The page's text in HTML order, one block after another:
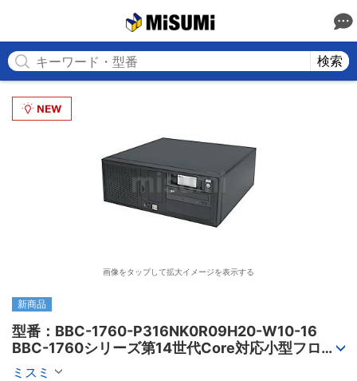
検索
画像をタップして拡大イメージを表示する
新商品
型番：BBC-1760-P316NK0R09H20-W10-16
BBC-1760シリーズ第14世代Core対応小型フロア
マウント3PCIe
ミスミ